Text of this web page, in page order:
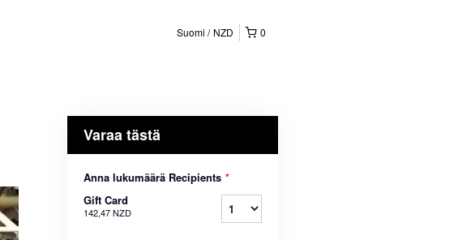
0
Suomi NZD
Varaa tästä
Anna lukumäärä Recipients *
Gift Card
142,47 NZD